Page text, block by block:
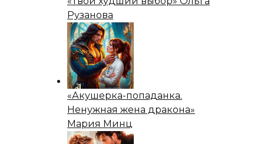
Рузанова
«Акушерка-попаданка.
Ненужная жена дракона»
Мария Минц